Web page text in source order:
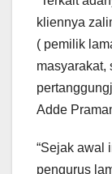
kliennya
( pemilik
masyarakat,
Adde
“Sejak awal
pengurus